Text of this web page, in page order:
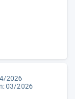
2026
03/2026